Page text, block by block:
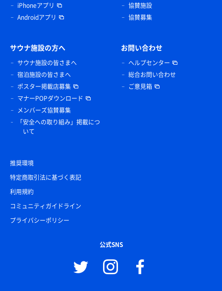
iPhoneアプリ
Androidアプリ
協賛施設
協賛募集
サウナ施設の方へ
サウナ施設の皆さまへ
宿泊施設の皆さまへ
ポスター掲載店募集
マナーPOPダウンロード
メンバーズ協賛募集
「安全への取り組み」掲載につ
いて
お問い合わせ
ヘルプセンター
総合お問い合わせ
ご意見箱
推奨環境
特定商取引法に基づく表記
利用規約
コミュニティガイドライン
プライバシーポリシー
公式SNS